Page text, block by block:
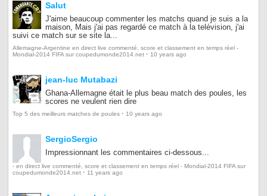
Salut
J'aime beaucoup commenter les matchs quand je suis a la
maison, Mais j'ai pas regardé ce match à la telévision, j'ai
suivi ce match sur se site la...
Allemagne-Argentine en direct live commenté, score et classement en temps réel -
Mondial-2014 FIFA sur coupedumonde2014.net · 10 years ago
jean-luc Mutabazi
Ghana-Allemagne était le plus beau match des poules, les
scores ne veulent rien dire
Top 5 des meilleurs matches de poules · 10 years ago
SergioSergio
Impressionnant les commentaires ci-dessous...
- en direct live commenté, score et classement en temps réel - Mondial-2014 FIFA sur
coupedumonde2014.net · 11 years ago